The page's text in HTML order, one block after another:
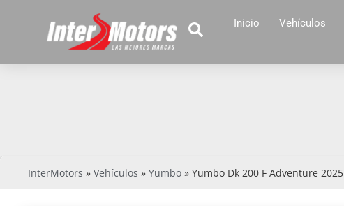
Inicio Vehículos
InterMotors » Vehículos » Yumbo » Yumbo Dk 200 F Adventure 2025